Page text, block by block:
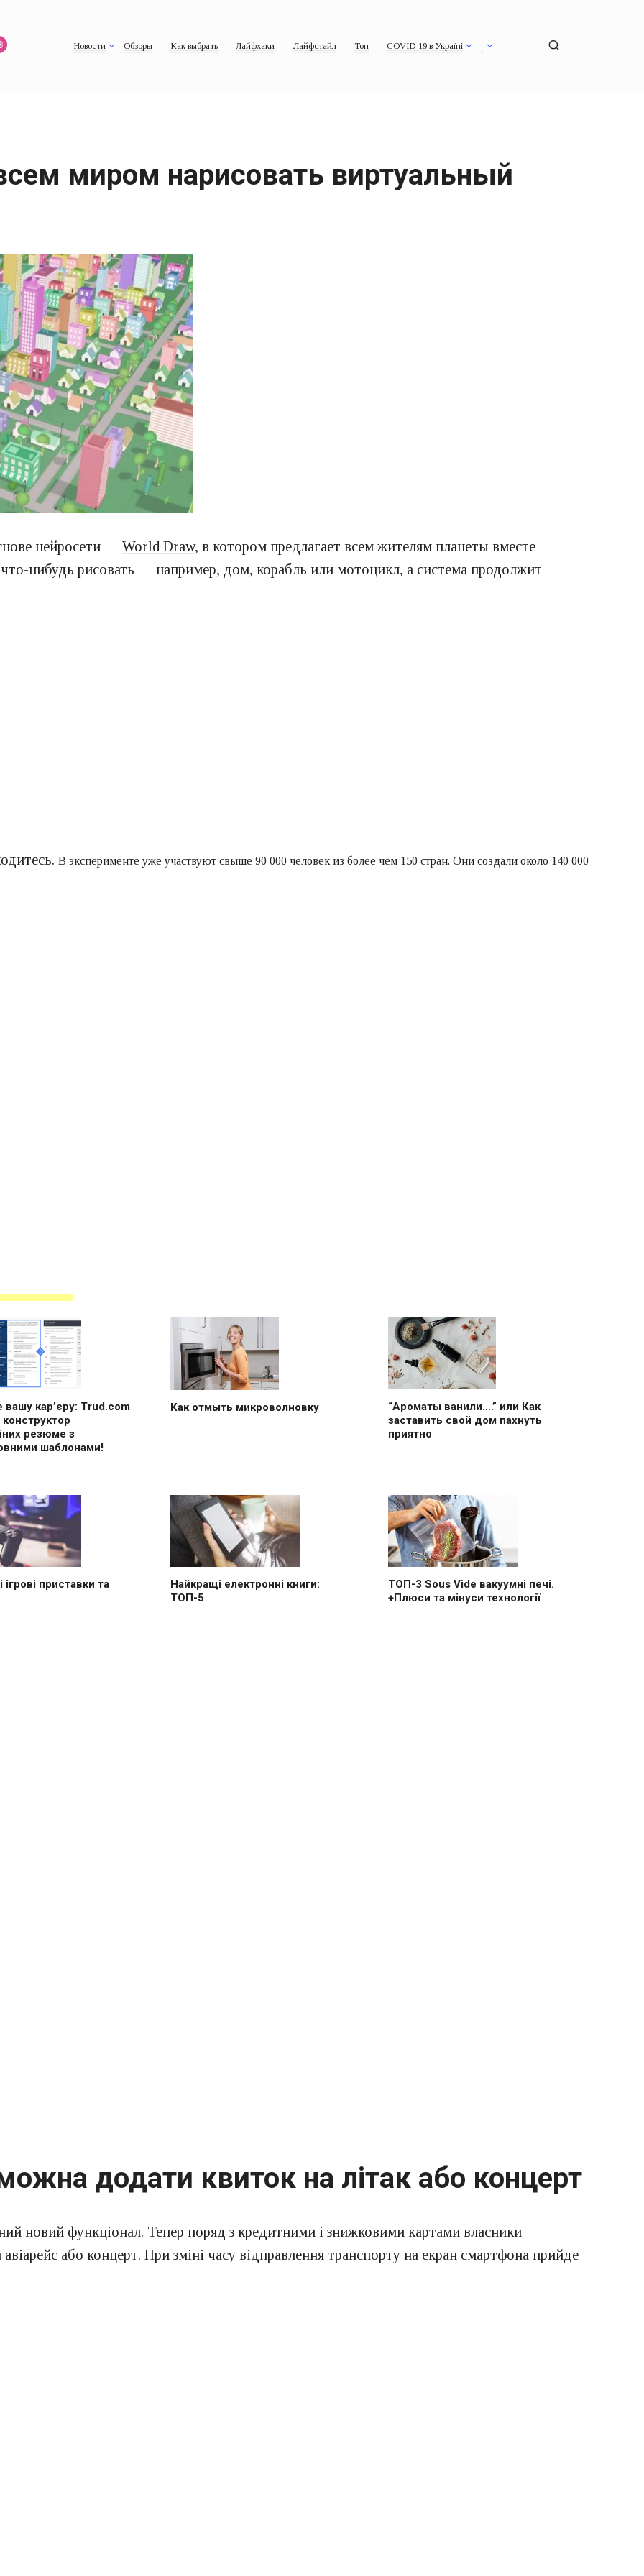
Новости Обзоры Как выбрать Лайфхаки Лайфстайл Топ COVID-19 в Україні
миром нарисовать виртуальный
нейросети —World Draw, в котором предлагает всем жителям планеты вместе
нибудь рисовать — например, дом, корабль или мотоцикл, а система продолжит
В эксперименте уже участвуют свыше 90 000 человек из более чем 150 стран. Они создали около 140 000
вашу кар’єру: Trud.com
конструктор
резюме з
шаблонами!
Как отмыть микроволновку
“Ароматы ванили….” или Как
заставить свой дом пахнуть
приятно
приставки та
Найкращі електронні книги:
ТОП-5
ТОП-3 Sous Vide вакуумні печі.
+Плюси та мінуси технології
додати квиток на літак або концерт
новий функціонал. Тепер поряд з кредитними і знижковими картами власники
або концерт. При зміні часу відправлення транспорту на екран смартфона прийде